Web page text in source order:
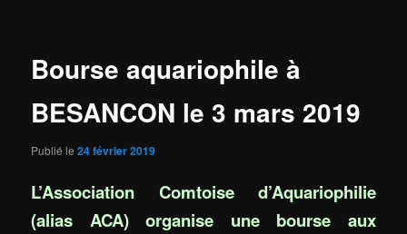
Bourse aquariophile à
BESANCON le 3 mars 2019
Publié le24 février 2019
L’Association Comtoise d’Aquariophilie
(alias ACA) organise une bourse aux